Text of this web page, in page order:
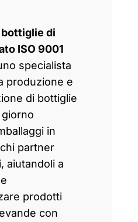
bottiglie di
ISO 9001
specialista
produzione e
di bottiglie
giorno
in
partner
aiutandoli a
prodotti
con